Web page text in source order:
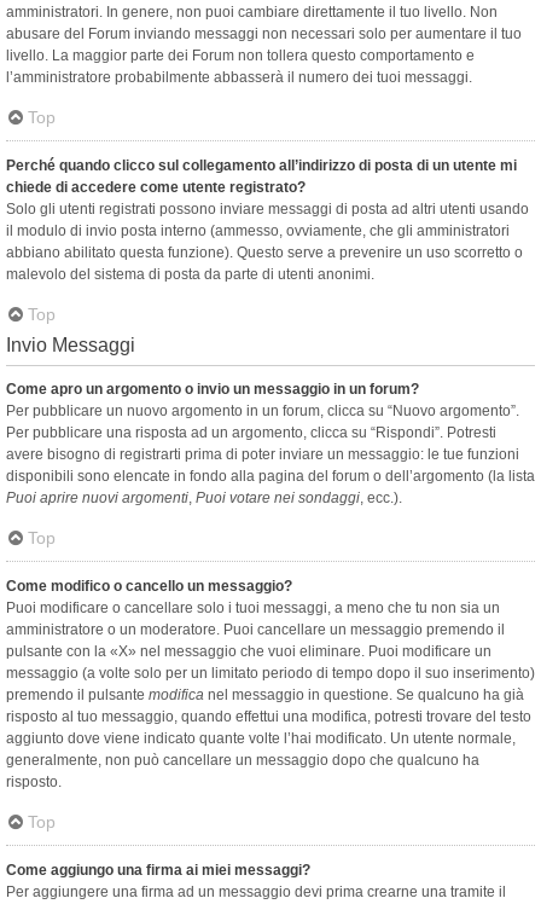
amministratori. In genere, non puoi cambiare direttamente il tuo livello. Non
abusare del Forum inviando messaggi non necessari solo per aumentare il tuo
livello. La maggior parte dei Forum non tollera questo comportamento e
l’amministratore probabilmente abbasserà il numero dei tuoi messaggi.
Top
Perché quando clicco sul collegamento all’indirizzo di posta di un utente mi
chiede di accedere come utente registrato?
Solo gli utenti registrati possono inviare messaggi di posta ad altri utenti usando
il modulo di invio posta interno (ammesso, ovviamente, che gli amministratori
abbiano abilitato questa funzione). Questo serve a prevenire un uso scorretto o
malevolo del sistema di posta da parte di utenti anonimi.
Top
Invio Messaggi
Come apro un argomento o invio un messaggio in un forum?
Per pubblicare un nuovo argomento in un forum, clicca su “Nuovo argomento”.
Per pubblicare una risposta ad un argomento, clicca su “Rispondi”. Potresti
avere bisogno di registrarti prima di poter inviare un messaggio: le tue funzioni
disponibili sono elencate in fondo alla pagina del forum o dell’argomento (la lista
Puoi aprire nuovi argomenti, Puoi votare nei sondaggi, ecc.).
Top
Come modifico o cancello un messaggio?
Puoi modificare o cancellare solo i tuoi messaggi, a meno che tu non sia un
amministratore o un moderatore. Puoi cancellare un messaggio premendo il
pulsante con la «X» nel messaggio che vuoi eliminare. Puoi modificare un
messaggio (a volte solo per un limitato periodo di tempo dopo il suo inserimento)
premendo il pulsante modifica nel messaggio in questione. Se qualcuno ha già
risposto al tuo messaggio, quando effettui una modifica, potresti trovare del testo
aggiunto dove viene indicato quante volte l’hai modificato. Un utente normale,
generalmente, non può cancellare un messaggio dopo che qualcuno ha
risposto.
Top
Come aggiungo una firma ai miei messaggi?
Per aggiungere una firma ad un messaggio devi prima crearne una tramite il